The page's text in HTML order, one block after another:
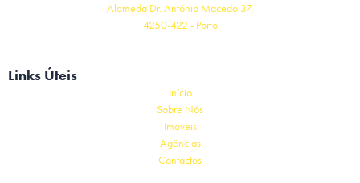
Alameda Dr. António Macedo 37,
4250-422 - Porto
Links Úteis
Início
Sobre Nós
Imóveis
Agências
Contactos